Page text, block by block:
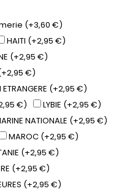
(+3,60 €)
HAITI (+2,95 €)
(+2,95 €)
€)
ETRANGERE (+2,95 €)
€)
LYBIE (+2,95 €)
NATIONALE (+2,95 €)
MAROC (+2,95 €)
(+2,95 €)
(+2,95 €)
(+2,95 €)